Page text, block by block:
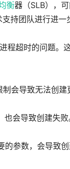
衡器（SLB），
持团队进行进一
程超时的问题。
会导致无法创建
会导致创建失败
参数，会导致创